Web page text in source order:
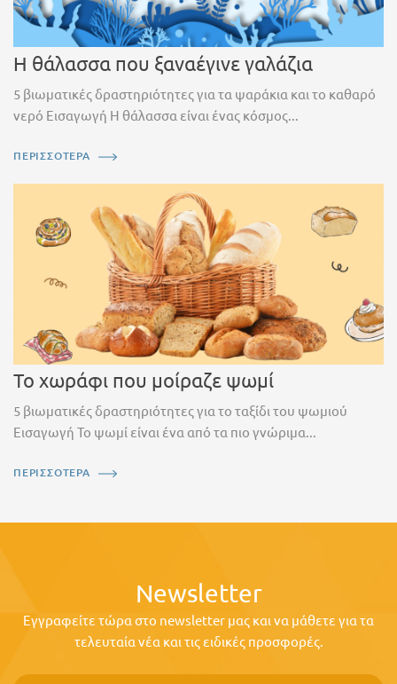
Η θάλασσα που ξαναέγινε γαλάζια
5 βιωματικές δραστηριότητες για τα ψαράκια και το καθαρό
νερό Εισαγωγή Η θάλασσα είναι ένας κόσμος...
ΠΕΡΙΣΣΟΤΕΡΑ
Το χωράφι που μοίραζε ψωμί
5 βιωματικές δραστηριότητες για το ταξίδι του ψωμιού
Εισαγωγή Το ψωμί είναι ένα από τα πιο γνώριμα...
ΠΕΡΙΣΣΟΤΕΡΑ
Newsletter
Εγγραφείτε τώρα στο newsletter μας και να μάθετε για τα
τελευταία νέα και τις ειδικές προσφορές.